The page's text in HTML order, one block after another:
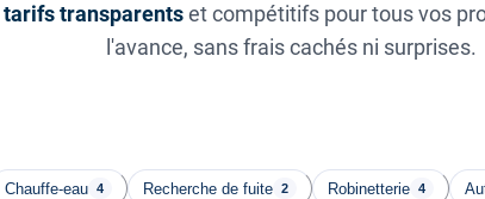
tarifs transparentset compétitifs pour tous vos
l'avance, sans frais cachés ni surprises.
Chauffe-eau 4 Recherche de fuite 2 Robinetterie 4